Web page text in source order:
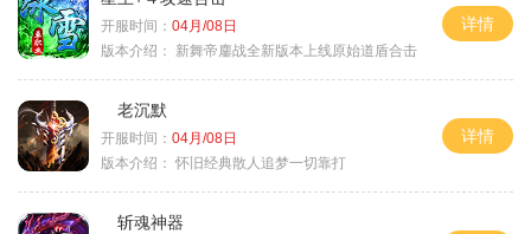
开服时间： 04月/08日
版本介绍：
新舞帝鏖战全新版本上线原始道盾合击
详情
老沉默
开服时间： 04月/08日
版本介绍： 怀旧经典散人追梦一切靠打
详情
斩魂神器